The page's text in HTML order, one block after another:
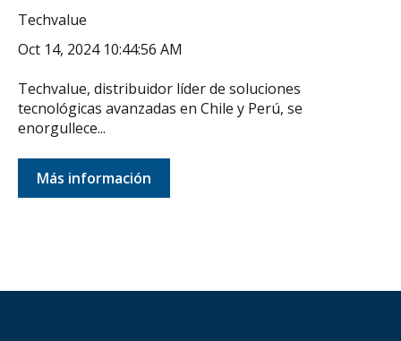
Techvalue
Oct 14, 2024 10:44:56 AM
Techvalue, distribuidor líder de soluciones
tecnológicas avanzadas en Chile y Perú, se
enorgullece...
Más información